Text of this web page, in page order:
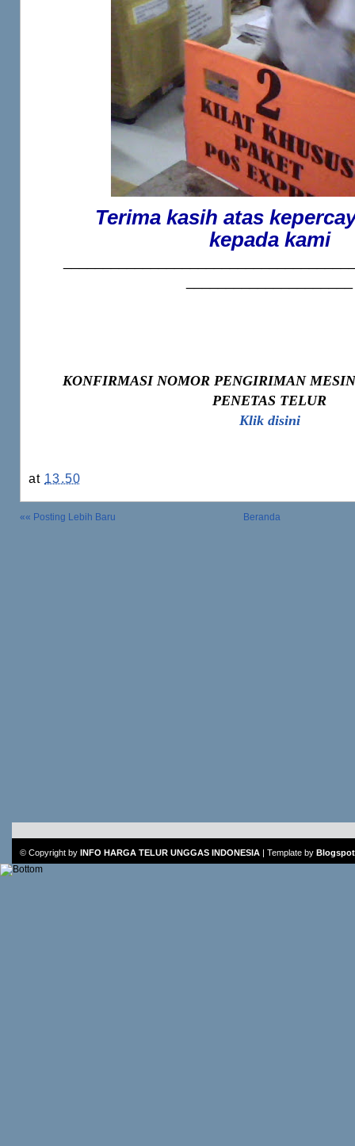
Terima kasih atas
kepada kami
KONFIRMASI NOMOR PENGIRIMAN
PENETAS TELUR
Klik disini
at 13.50
«« Posting Lebih Baru Beranda
© Copyright by INFO HARGA TELUR UNGGAS INDONESIA Template by